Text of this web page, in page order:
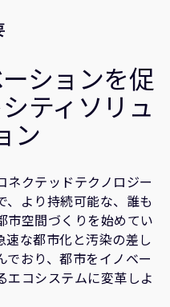
reception]
関連情報
ションを促
ティソリュ
ン
クテッドテクノロジー
、より持続可能な、誰も
市空間づくりを始めてい
速な都市化と汚染の差し
おり、都市をイノベー
エコシステムに変革しよ